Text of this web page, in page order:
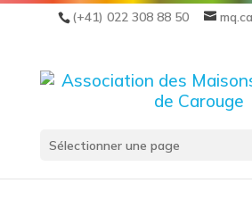
(+41) 022 308 88 50
Sélectionner une page